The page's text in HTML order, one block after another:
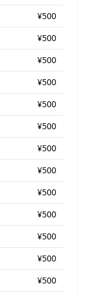
¥500
¥500
¥500
¥500
¥500
¥500
¥500
¥500
¥500
¥500
¥500
¥500
¥500